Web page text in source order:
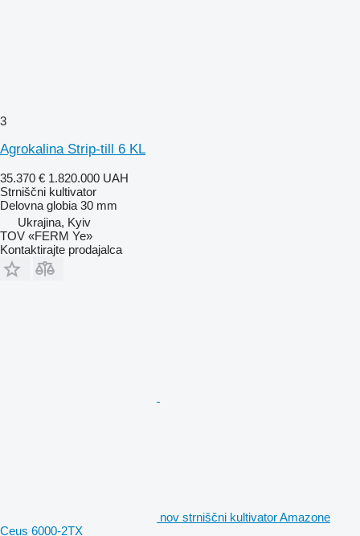
3
Agrokalina Strip-till 6 KL
35.370 € 1.820.000 UAH
Strniščni kultivator
Delovna globia 30 mm
Ukrajina, Kyiv
TOV «FERM Ye»
Kontaktirajte prodajalca
nov strniščni kultivator Amazone
Ceus 6000-2TX